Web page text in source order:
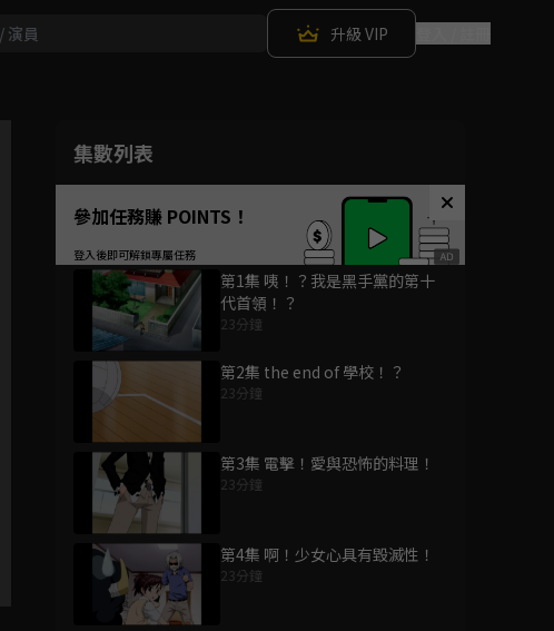
升級 VIP
集數列表
參加任務賺 POINTS！
第1集 咦！？我是黑手黨的第十
代首領！？
23分鐘
第2集 the end of 學校！？
23分鐘
第3集 電擊！愛與恐怖的料理！
23分鐘
第4集 啊！少女心具有毀滅性！
23分鐘